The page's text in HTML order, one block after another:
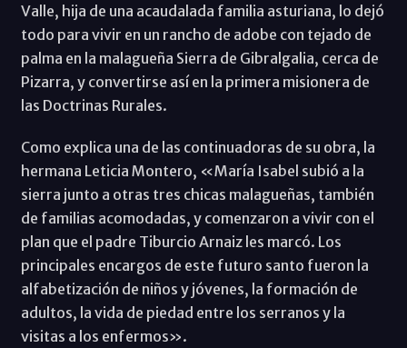
Valle, hija de una acaudalada familia asturiana, lo dejó
todo para vivir en un rancho de adobe con tejado de
palma en la malagueña Sierra de Gibralgalia, cerca de
Pizarra, y convertirse así en la primera misionera de
las Doctrinas Rurales.
Como explica una de las continuadoras de su obra, la
hermana Leticia Montero, «María Isabel subió a la
sierra junto a otras tres chicas malagueñas, también
de familias acomodadas, y comenzaron a vivir con el
plan que el padre Tiburcio Arnaiz les marcó. Los
principales encargos de este futuro santo fueron la
alfabetización de niños y jóvenes, la formación de
adultos, la vida de piedad entre los serranos y la
visitas a los enfermos».